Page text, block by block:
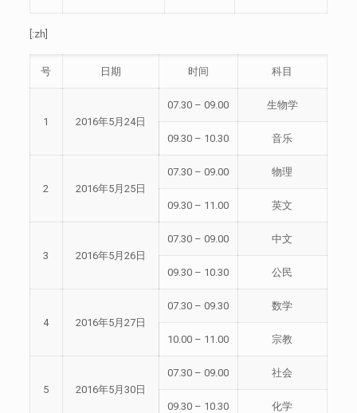
[:zh]
号 日期 时间 科目
1 2016年5月24日
07.30 – 09.00 生物学
09.30 – 10.30 音乐
2 2016年5月25日
07.30 – 09.00 物理
09.30 – 11.00 英文
3 2016年5月26日
07.30 – 09.00 中文
09.30 – 10.30 公民
4 2016年5月27日
07.30 – 09.30 数学
10.00 – 11.00 宗教
5 2016年5月30日
07.30 – 09.00 社会
09.30 – 10.30 化学